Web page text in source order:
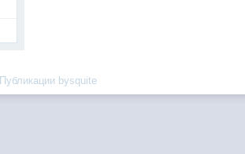
Публикации bysquite